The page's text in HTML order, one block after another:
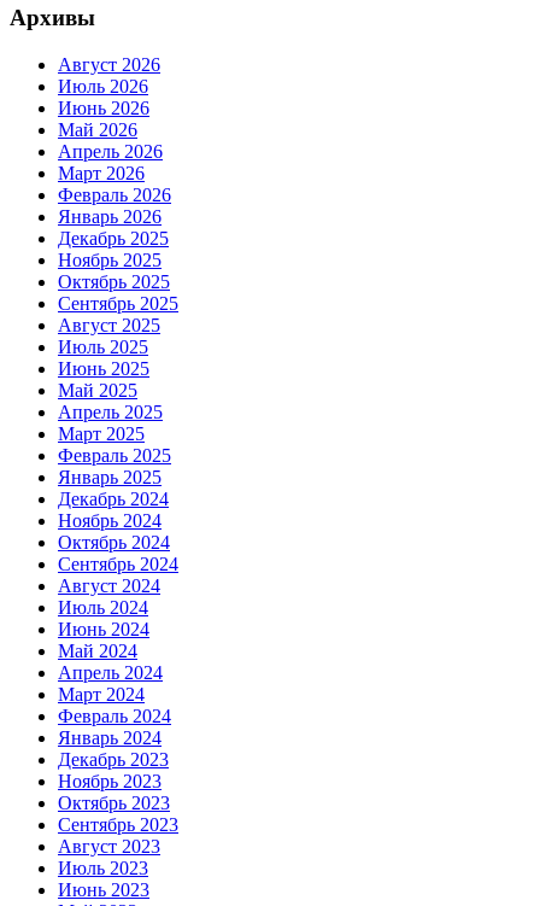
Архивы
Август 2026
Июль 2026
Июнь 2026
Май 2026
Апрель 2026
Март 2026
Февраль 2026
Январь 2026
Декабрь 2025
Ноябрь 2025
Октябрь 2025
Сентябрь 2025
Август 2025
Июль 2025
Июнь 2025
Май 2025
Апрель 2025
Март 2025
Февраль 2025
Январь 2025
Декабрь 2024
Ноябрь 2024
Октябрь 2024
Сентябрь 2024
Август 2024
Июль 2024
Июнь 2024
Май 2024
Апрель 2024
Март 2024
Февраль 2024
Январь 2024
Декабрь 2023
Ноябрь 2023
Октябрь 2023
Сентябрь 2023
Август 2023
Июль 2023
Июнь 2023